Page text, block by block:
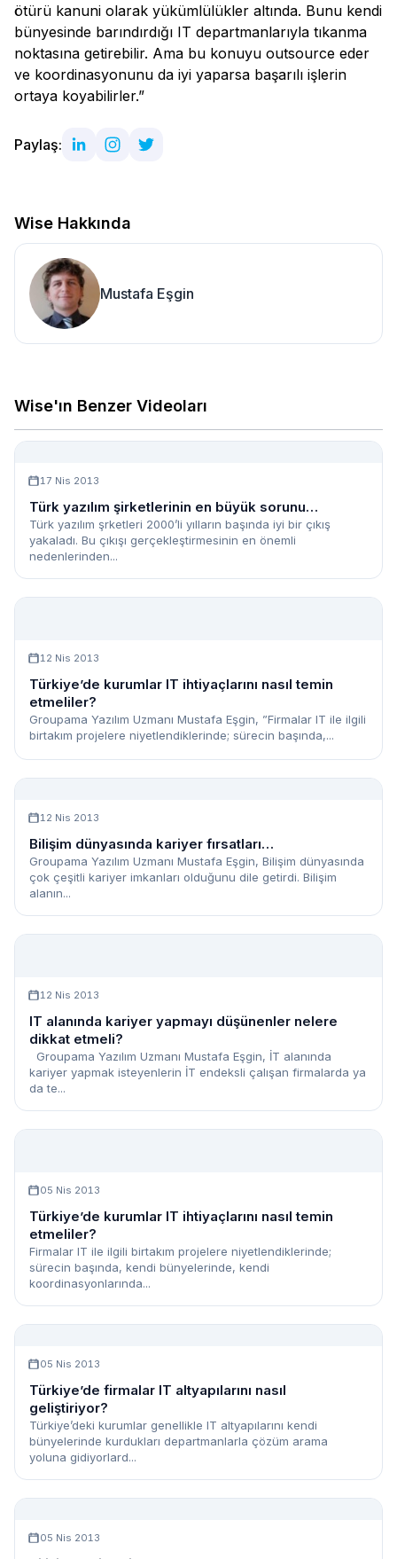
ötürü kanuni olarak yükümlülükler altında. Bunu kendi
bünyesinde barındırdığı IT departmanlarıyla tıkanma
noktasına getirebilir. Ama bu konuyu outsource eder
ve koordinasyonunu da iyi yaparsa başarılı işlerin
ortaya koyabilirler.”
Paylaş:
Wise Hakkında
Mustafa Eşgin
Wise'ın Benzer Videoları
17 Nis 2013
Türk yazılım şirketlerinin en büyük sorunu…
Türk yazılım şrketleri 2000’li yılların başında iyi bir çıkış
yakaladı. Bu çıkışı gerçekleştirmesinin en önemli
nedenlerinden...
12 Nis 2013
Türkiye’de kurumlar IT ihtiyaçlarını nasıl temin
etmeliler?
Groupama Yazılım Uzmanı Mustafa Eşgin, ”Firmalar IT ile ilgili
birtakım projelere niyetlendiklerinde; sürecin başında,...
12 Nis 2013
Bilişim dünyasında kariyer fırsatları…
Groupama Yazılım Uzmanı Mustafa Eşgin, Bilişim dünyasında
çok çeşitli kariyer imkanları olduğunu dile getirdi. Bilişim
alanın...
12 Nis 2013
IT alanında kariyer yapmayı düşünenler nelere
dikkat etmeli?
Groupama Yazılım Uzmanı Mustafa Eşgin, İT alanında
kariyer yapmak isteyenlerin İT endeksli çalışan firmalarda ya
da te...
05 Nis 2013
Türkiye’de kurumlar IT ihtiyaçlarını nasıl temin
etmeliler?
Firmalar IT ile ilgili birtakım projelere niyetlendiklerinde;
sürecin başında, kendi bünyelerinde, kendi
koordinasyonlarında...
05 Nis 2013
Türkiye’de firmalar IT altyapılarını nasıl
geliştiriyor?
Türkiye’deki kurumlar genellikle IT altyapılarını kendi
bünyelerinde kurdukları departmanlarla çözüm arama
yoluna gidiyorlard...
05 Nis 2013